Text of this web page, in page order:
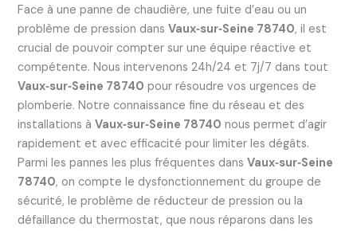
Face à une panne de chaudière, une fuite d’eau ou un
problème de pression dans Vaux‑sur‑Seine 78740, il est
crucial de pouvoir compter sur une équipe réactive et
compétente. Nous intervenons 24h/24 et 7j/7 dans tout
Vaux‑sur‑Seine 78740 pour résoudre vos urgences de
plomberie. Notre connaissance fine du réseau et des
installations à Vaux‑sur‑Seine 78740 nous permet d’agir
rapidement et avec efficacité pour limiter les dégâts.
Parmi les pannes les plus fréquentes dans Vaux‑sur‑Seine
78740, on compte le dysfonctionnement du groupe de
sécurité, le problème de réducteur de pression ou la
défaillance du thermostat, que nous réparons dans les